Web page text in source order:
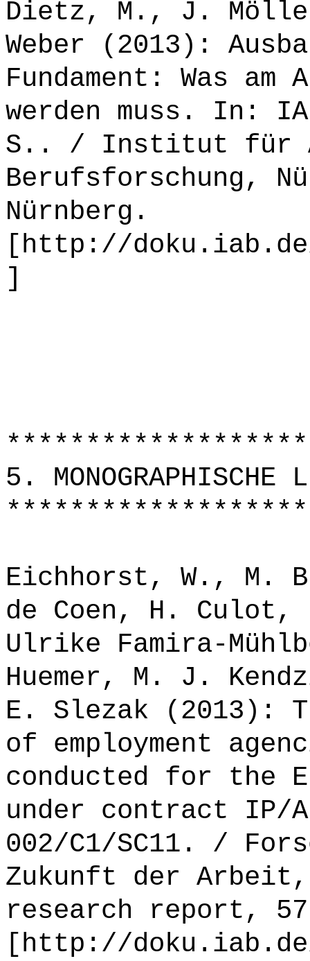
Dietz, M., J.
Weber (2013):
Fundament: Was
werden muss. In:
S.. / Institut für
Berufsforschung,
Nürnberg.
[http://doku.iab.de/
]
5. MONOGRAPHISCHE
Eichhorst, W., M.
de Coen, H. Culot,
Ulrike Famira-
Huemer, M. J.
E. Slezak (2013):
of employment
conducted for the
under contract IP/
002/C1/SC11. /
Zukunft der
research report,
[http://